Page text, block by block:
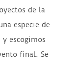
de la
especie de
escogimos
final. Se